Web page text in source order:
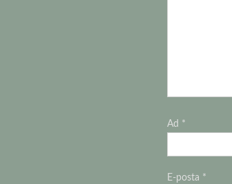
Ad *
E-posta *